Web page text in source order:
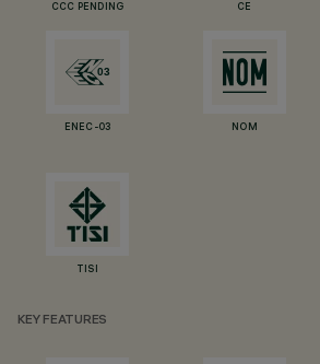
CCC PENDING CE
ENEC-03 NOM
TISI
KEY FEATURES